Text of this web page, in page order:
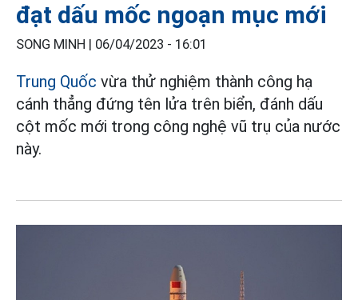
đạt dấu mốc ngoạn mục mới
SONG MINH | 06/04/2023 - 16:01
Trung Quốc vừa thử nghiệm thành công hạ
cánh thẳng đứng tên lửa trên biển, đánh dấu
cột mốc mới trong công nghệ vũ trụ của nước
này.